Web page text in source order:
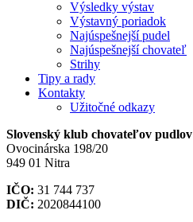
Výsledky výstav
Výstavný poriadok
Najúspešnejší pudel
Najúspešnejší chovateľ
Strihy
Tipy a rady
Kontakty
Užitočné odkazy
Slovenský klub chovateľov pudlov
Ovocinárska 198/20
949 01 Nitra
IČO: 31 744 737
DIČ: 2020844100